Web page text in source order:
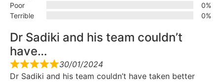
Poor
0%
Terrible
0%
Dr Sadiki and his team couldn’t
have…
30/01/2024
Dr Sadiki and his team couldn’t have taken better